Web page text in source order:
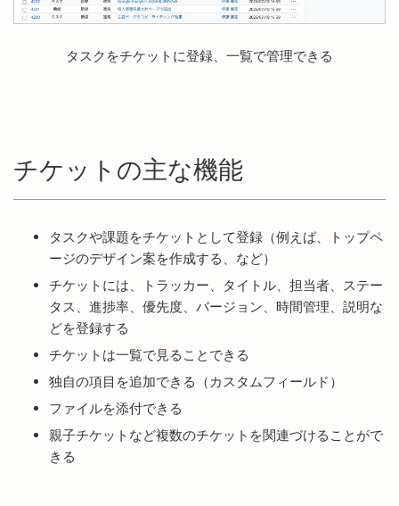
タスクをチケットに登録、一覧で管理できる
チケットの主な機能
タスクや課題をチケットとして登録（例えば、トップペ
ージのデザイン案を作成する、など）
チケットには、トラッカー、タイトル、担当者、ステー
タス、進捗率、優先度、バージョン、時間管理、説明な
どを登録する
チケットは一覧で見ることできる
独自の項目を追加できる（カスタムフィールド）
ファイルを添付できる
親子チケットなど複数のチケットを関連づけることがで
きる